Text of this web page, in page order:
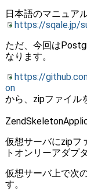
日本語のマニュア
https://sqale.jp/
ただ、今回は
なります。
https://
on
から、zipファイル
仮想サーバにzipフ
トオンリーアダプ
仮想サーバ上で次
す。